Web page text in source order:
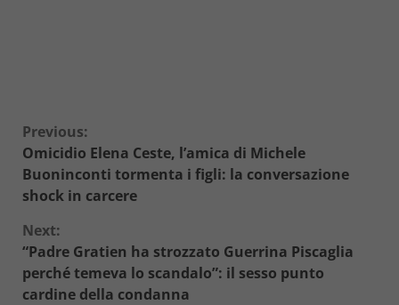
Continue
Reading
Previous:
Omicidio Elena Ceste, l’amica di Michele
Buoninconti tormenta i figli: la conversazione
shock in carcere
Next:
“Padre Gratien ha strozzato Guerrina Piscaglia
perché temeva lo scandalo”: il sesso punto
cardine della condanna